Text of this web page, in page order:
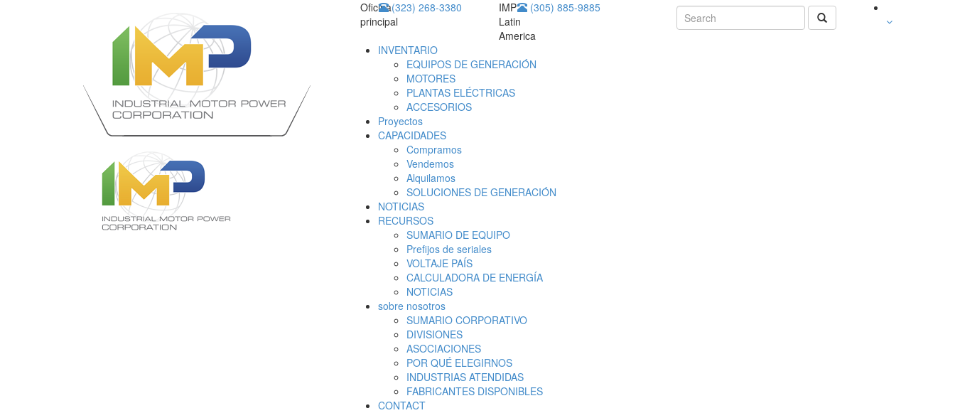
Oficina
principal
(323) 268-3380
IMP
Latin
America
(305) 885-9885
INVENTARIO
EQUIPOS DE GENERACIÓN
MOTORES
PLANTAS ELÉCTRICAS
ACCESORIOS
Proyectos
CAPACIDADES
Compramos
Vendemos
Alquilamos
SOLUCIONES DE GENERACIÓN
NOTICIAS
RECURSOS
SUMARIO DE EQUIPO
Prefijos de seriales
VOLTAJE PAÍS
CALCULADORA DE ENERGÍA
NOTICIAS
sobre nosotros
SUMARIO CORPORATIVO
DIVISIONES
ASOCIACIONES
POR QUÉ ELEGIRNOS
INDUSTRIAS ATENDIDAS
FABRICANTES DISPONIBLES
CONTACT